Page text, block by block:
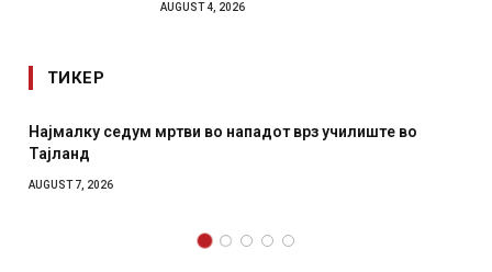
AUGUST 4, 2026
ТИКЕР
СОЗИС: Украинците повеќе им веруваат на генералите
отколку на Зеленски
AUGUST 7, 2026